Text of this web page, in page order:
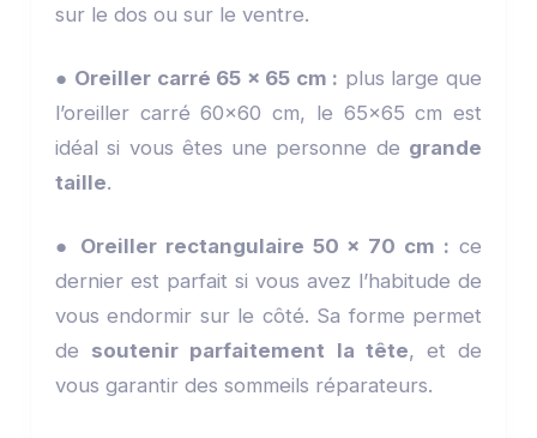
sur le dos ou sur le ventre.
● Oreiller carré 65 x 65 cm : plus large que
l’oreiller carré 60x60 cm, le 65x65 cm est
idéal si vous êtes une personne de grande
taille.
● Oreiller rectangulaire 50 x 70 cm : ce
dernier est parfait si vous avez l’habitude de
vous endormir sur le côté. Sa forme permet
de soutenir parfaitement la tête, et de
vous garantir des sommeils réparateurs.